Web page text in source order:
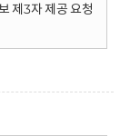
제3자 제공 요청